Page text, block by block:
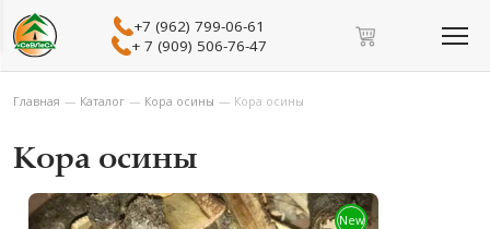
+7 (962) 799-06-61
+ 7 (909) 506-76-47
Главная — Каталог — Кора осины — Кора осины
Кора осины
New